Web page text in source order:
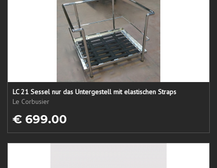
LC 21 Sessel nur das Untergestell mit elastischen Straps
Le Corbusier
€ 699.00